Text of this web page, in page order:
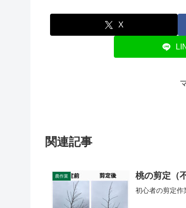
X
関連記事
農作業 桃の剪定（
初心者の剪定作